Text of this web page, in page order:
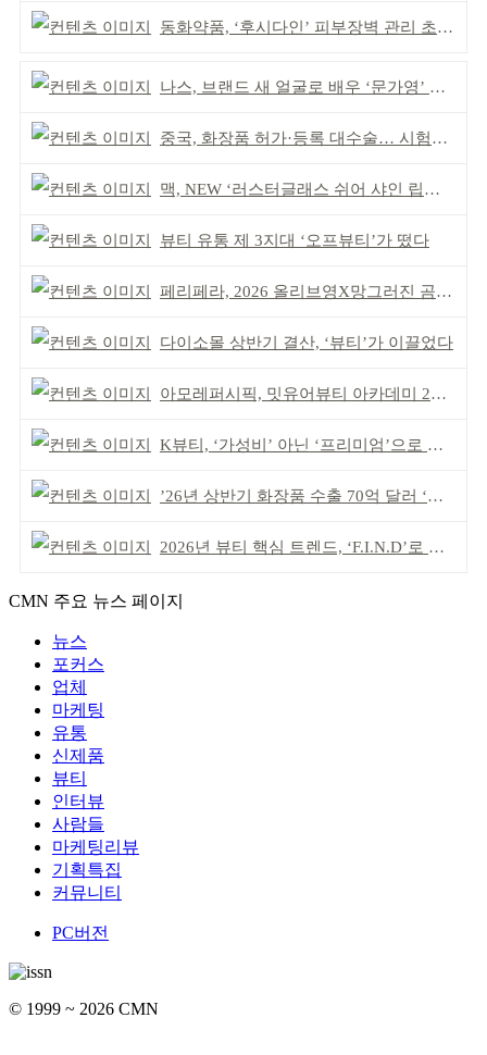
동화약품, ‘후시다인’ 피부장벽 관리 초점 ‘리브랜딩’
나스, 브랜드 새 얼굴로 배우 ‘문가영’ 발탁
중국, 화장품 허가·등록 대수술… 시험자료 공용 허용
맥, NEW ‘러스터글래스 쉬어 샤인 립스틱’ 출시
뷰티 유통 제 3지대 ‘오프뷰티’가 떴다
페리페라, 2026 올리브영X망그러진 곰 콜라보
다이소몰 상반기 결산, ‘뷰티’가 이끌었다
아모레퍼시픽, 밋유어뷰티 아카데미 2기 발대식
K뷰티, ‘가성비’ 아닌 ‘프리미엄’으로 승부걸어야
’26년 상반기 화장품 수출 70억 달러 ‘역대 최고’
2026년 뷰티 핵심 트렌드, ‘F.I.N.D’로 읽는다
CMN 주요 뉴스 페이지
뉴스
포커스
업체
마케팅
유통
신제품
뷰티
인터뷰
사람들
마케팅리뷰
기획특집
커뮤니티
PC버전
© 1999 ~ 2026 CMN